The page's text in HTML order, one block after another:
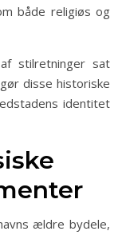
både religiøs og
stilretninger sat
disse historiske
identitet
ældre bydele,